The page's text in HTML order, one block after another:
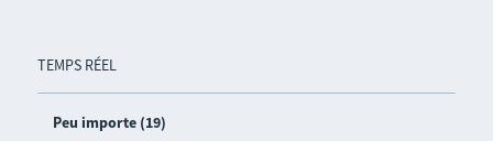
TEMPS RÉEL
Peu importe (19)